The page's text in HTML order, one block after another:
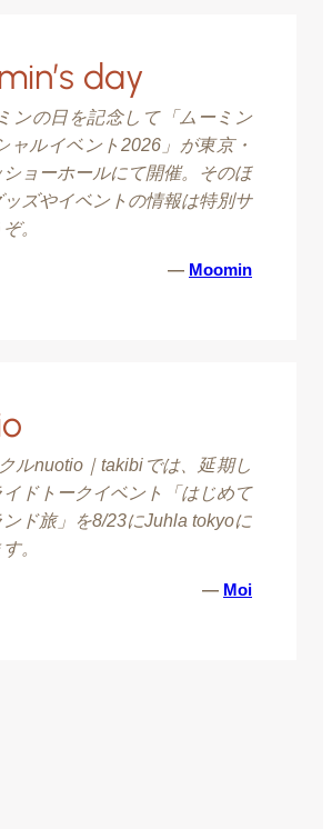
day
ンの日を記念して「ムーミン
ャルイベント2026」が東京・
ショーホールにて開催。そのほ
ッズやイベントの情報は特別サ
。
— Moomin
ルnuotio｜takibiでは、延期し
イドトークイベント「はじめて
ド旅」を8/23にJuhla tokyoに
。
— Moi